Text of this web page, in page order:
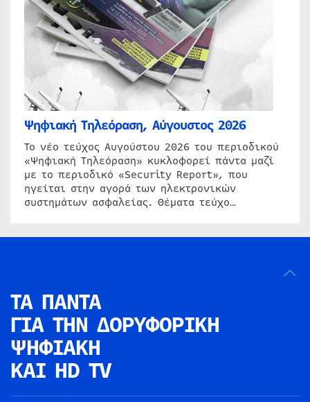
Ψηφιακή Τηλεόραση, Αύγουστος 2026
Το νέο τεύχος Αυγούστου 2026 του περιοδικού
«Ψηφιακή Τηλεόραση» κυκλοφορεί πάντα μαζί
με το περιοδικό «Security Report», που
ηγείται στην αγορά των ηλεκτρονικών
συστημάτων ασφαλείας. Θέματα τεύχο…
ΤΑ ΠΑΝΤΑ
ΓΙΑ ΤΗΝ ΔΟΡΥΦΟΡΙΚΗ
ΨΗΦΙΑΚΗ
ΚΑΙ HD TV